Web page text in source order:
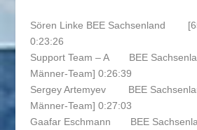
Sören Linke BEE Sachsenland
0:23:26
Support Team – A BEE
Männer-Team] 0:26:39
Sergey Artemyev BEE
Männer-Team] 0:27:03
Gaafar Eschmann BEE